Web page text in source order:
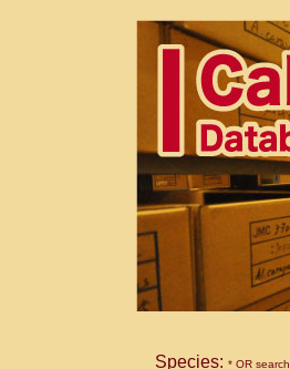
Species: * OR search